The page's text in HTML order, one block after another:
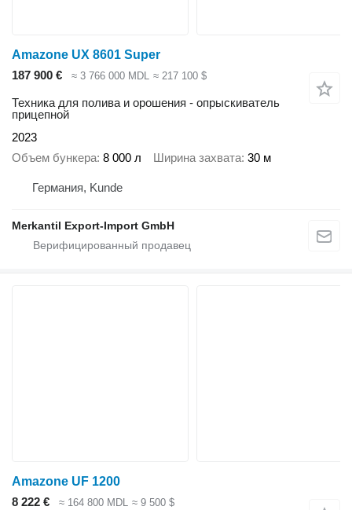
Amazone UX 8601 Super
187 900 €
≈ 3 766 000 MDL ≈ 217 100 $
Техника для полива и орошения - опрыскиватель
прицепной
2023
Объем бункера 8 000 л Ширина захвата 30 м
Германия, Kunde
Merkantil Export-Import GmbH
Amazone UF 1200
8 222 €
≈ 164 800 MDL ≈ 9 500 $